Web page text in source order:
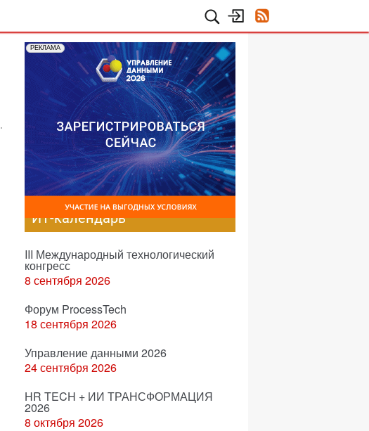
РЕКЛАМА
ИТ-календарь
III Международный технологический
конгресс
8 сентября 2026
Форум ProcessTech
18 сентября 2026
Управление данными 2026
24 сентября 2026
HR TECH + ИИ ТРАНСФОРМАЦИЯ
2026
8 октября 2026